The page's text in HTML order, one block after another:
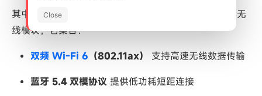
其中，
FSC-BW3583V
是一款面向车载应用的高集成无
线模块，它集合：
双频 Wi-Fi 6 （802.11ax）
支持高速无线数据传输
蓝牙 5.4 双模协议 提供低功耗短距连接
Close